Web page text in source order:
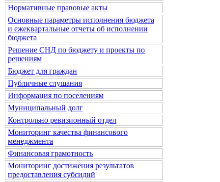
Нормативные правовые акты
Основные параметры исполнения бюджета
и ежеквартальные отчеты об исполнении
бюджета
Решение СНД по бюджету и проекты по
решениям
Бюджет для граждан
Публичные слушания
Информация по поселениям
Муниципальный долг
Контрольно ревизионный отдел
Мониторинг качества финансового
менеджмента
Финансовая грамотность
Мониторинг достижения результатов
предоставления субсидий